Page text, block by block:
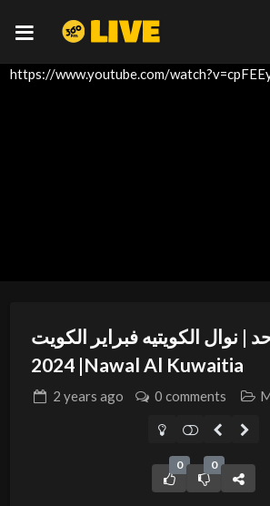
https://www.youtube.com/
| نوال الكويتيه فبراير الكويت
2024 |Nawal Al Kuwaitia
2 years ago 0 comments
0 0